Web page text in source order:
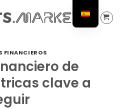
FINANCIEROS
de
clave a